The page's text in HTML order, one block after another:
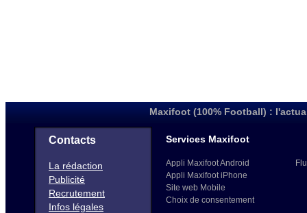
Maxifoot (100% Football) :
Contacts
La rédaction
Publicité
Recrutement
Infos légales
Services Maxifoot
Appli Maxifoot Android
Appli Maxifoot iPhone
Site web Mobile
Choix de consentement